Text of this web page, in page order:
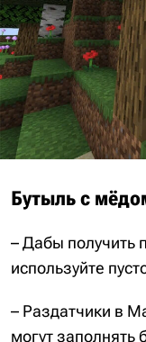
Бутыль с
– Дабы получить
используйте
– Раздатчики в
могут заполнять